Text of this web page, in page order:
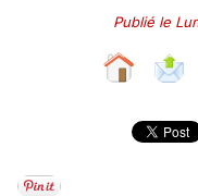
Publié le